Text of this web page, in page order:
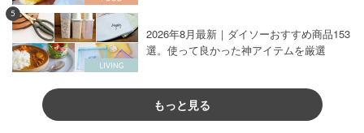
5
2026年8月最新｜ダイソーおすすめ商品153
選。使って良かった神アイテムを厳選
もっと見る